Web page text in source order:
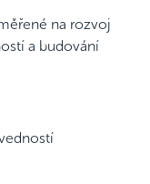
na rozvoj
a budování